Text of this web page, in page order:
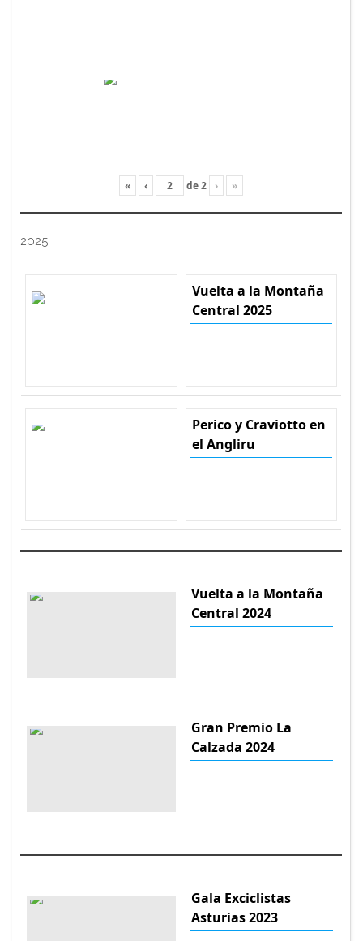
« ‹ de2 › »
2025
Vuelta a la Montaña
Central 2025
Perico y Craviotto en
el Angliru
Vuelta a la Montaña
Central 2024
Gran Premio La
Calzada 2024
Gala Exciclistas
Asturias 2023